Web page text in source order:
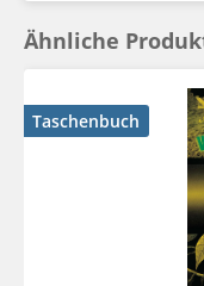
Ähnliche
Taschenbuch